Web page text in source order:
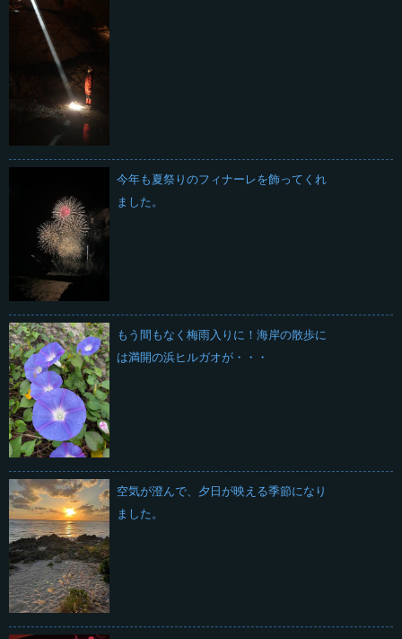
今年も夏祭りのフィナーレを飾ってくれ
ました。
もう間もなく梅雨入りに！海岸の散歩に
は満開の浜ヒルガオが・・・
空気が澄んで、夕日が映える季節になり
ました。